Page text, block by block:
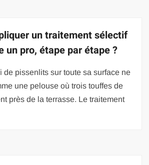
un traitement sélectif
un pro, étape par étape ?
de pissenlits sur toute sa surface ne
une pelouse où trois touffes de
près de la terrasse. Le traitement